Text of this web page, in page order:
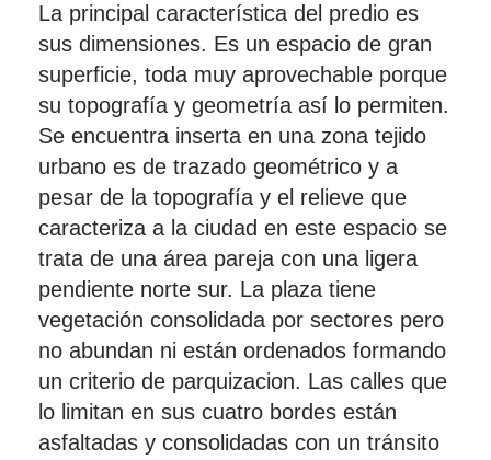
La principal característica del predio es
sus dimensiones. Es un espacio de gran
superficie, toda muy aprovechable porque
su topografía y geometría así lo permiten.
Se encuentra inserta en una zona tejido
urbano es de trazado geométrico y a
pesar de la topografía y el relieve que
caracteriza a la ciudad en este espacio se
trata de una área pareja con una ligera
pendiente norte sur. La plaza tiene
vegetación consolidada por sectores pero
no abundan ni están ordenados formando
un criterio de parquizacion. Las calles que
lo limitan en sus cuatro bordes están
asfaltadas y consolidadas con un tránsito